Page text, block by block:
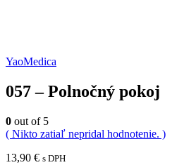
YaoMedica
057 – Polnočný pokoj
0 out of 5
( Nikto zatiaľ nepridal hodnotenie. )
13,90 € s DPH